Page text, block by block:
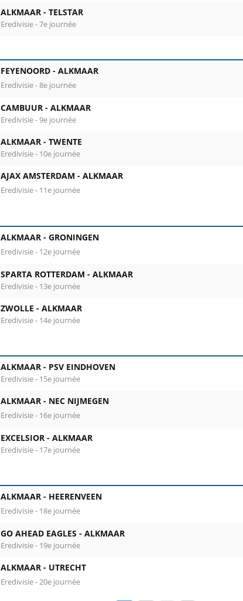
ALKMAAR - TELSTAR
Eredivisie - 7e journée
FEYENOORD - ALKMAAR
Eredivisie - 8e journée
CAMBUUR - ALKMAAR
Eredivisie - 9e journée
ALKMAAR - TWENTE
Eredivisie - 10e journée
AJAX AMSTERDAM - ALKMAAR
Eredivisie - 11e journée
ALKMAAR - GRONINGEN
Eredivisie - 12e journée
SPARTA ROTTERDAM - ALKMAAR
Eredivisie - 13e journée
ZWOLLE - ALKMAAR
Eredivisie - 14e journée
ALKMAAR - PSV EINDHOVEN
Eredivisie - 15e journée
ALKMAAR - NEC NIJMEGEN
Eredivisie - 16e journée
EXCELSIOR - ALKMAAR
Eredivisie - 17e journée
ALKMAAR - HEERENVEEN
Eredivisie - 18e journée
GO AHEAD EAGLES - ALKMAAR
Eredivisie - 19e journée
ALKMAAR - UTRECHT
Eredivisie - 20e journée